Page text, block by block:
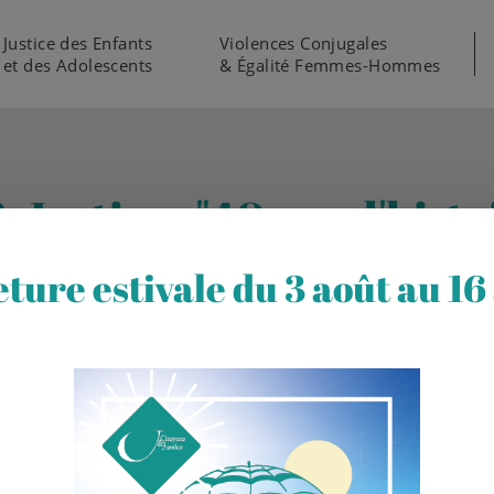
Justice des Enfants
et des Adolescents
Violences Conjugales
& Égalité Femmes-Hommes
Justice : "40 ans
: "40 ans d'histoire, d'engagement et de Justice"
estivale du 3 août au